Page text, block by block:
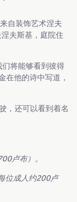
自装饰艺术涅夫
夫斯基，庭院住
将能够看到彼得
在他的诗中写道，
，还可以看到着名
卢布）。
位成人约200卢